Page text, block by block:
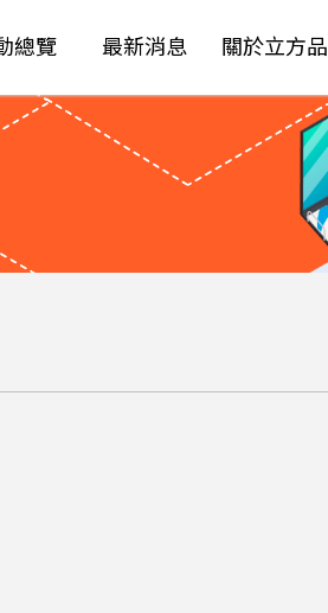
總覽 最新消息 關於立方品